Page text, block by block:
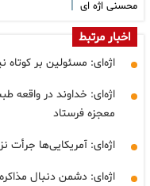
محسنی اژه ای |
اخبار مرتبط
اژه‌ای: مسئولین بر کوتاه
اژه‌ای: خداوند در واقعه
معجزه فرستاد
اژه‌ای: آمریکایی‌ها جرأت
اژه‌ای: دشمن دنبال